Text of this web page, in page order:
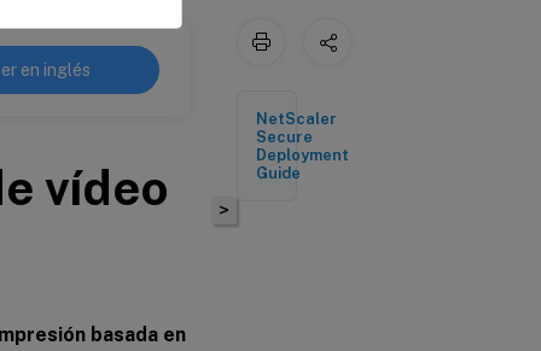
en inglés
vídeo
basada en
>
NetScaler
Secure
Deployment
Guide